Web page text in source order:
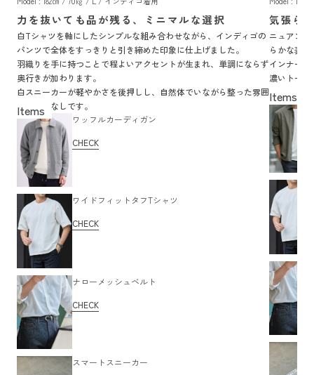
力を抜いても品が残る、ミニマルな選択
白Tシャツを軸にしたシンプルな組み合わせながら、インディゴの
パンツで全体をすっきりと引き締めた印象に仕上げました。
羽織りを手に持つことで程よいアクセントが生まれ、単調にならず
奥行きが加わります。
白スニーカーが軽やかさを後押しし、自然体でいながら整った雰囲
気の着こなしです。
ワッフルカーディガン
CHECK
ワイドフィットタフTシャツ
CHECK
ナローメッシュベルト
CHECK
スマートスニーカー
気張ら
ニュアン
らかな表
インナー
濃いトー
自然に両